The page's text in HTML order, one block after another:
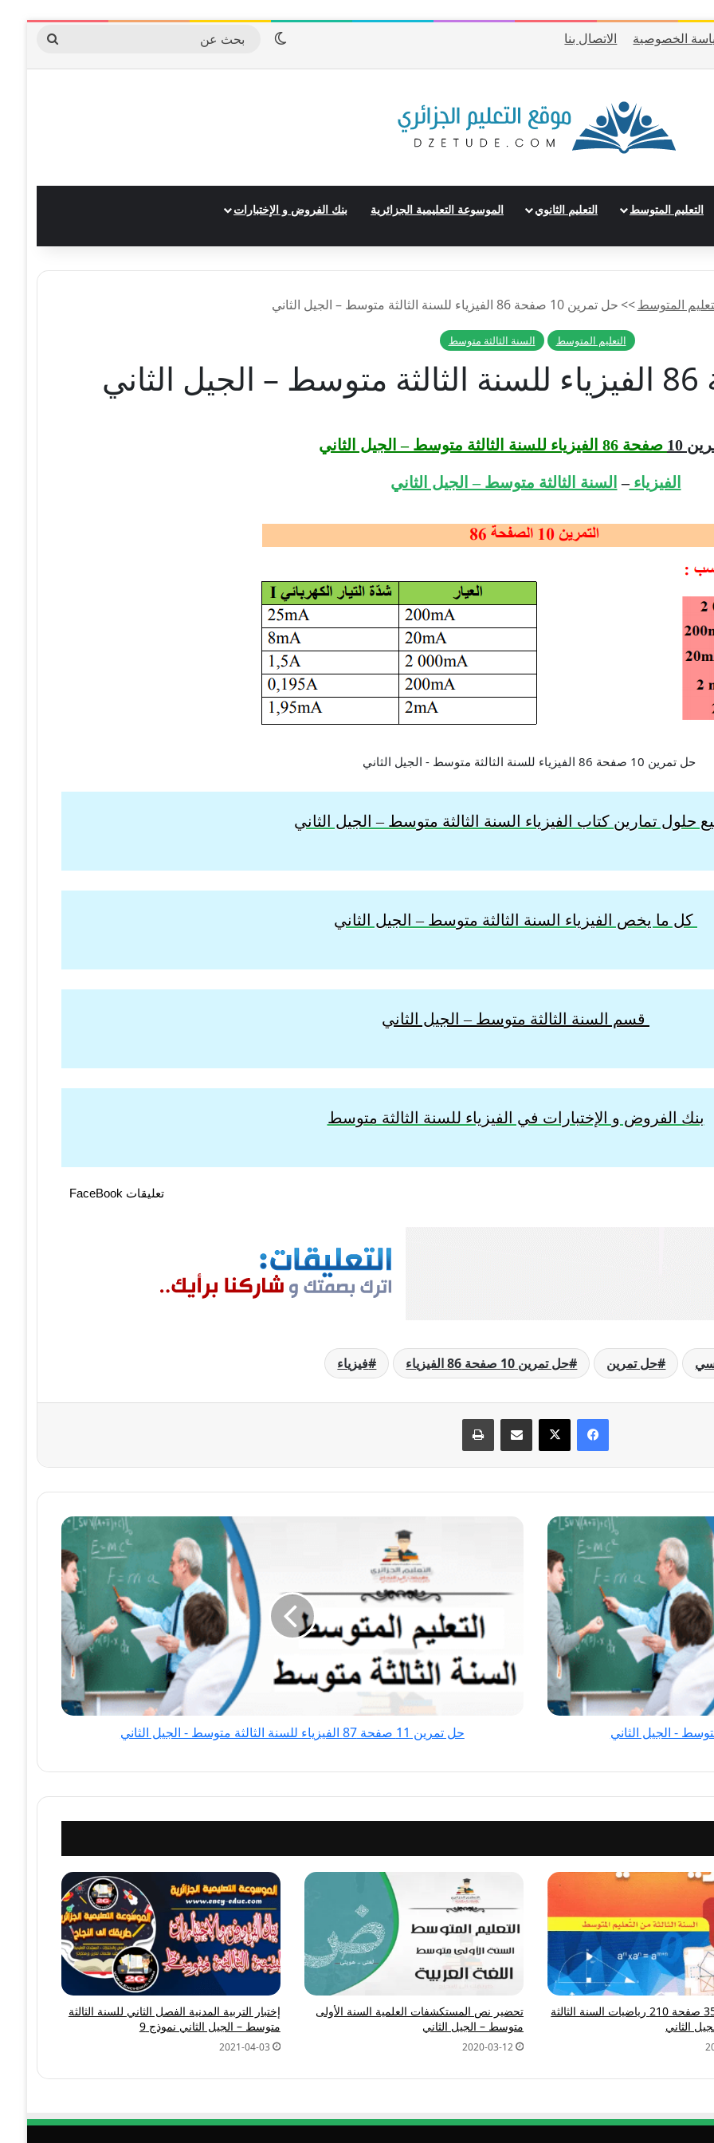
الخصوصية الاتصال بنا الوضع المظلم
بحث
عن
التعليم المتوسط التعليم الثانوي الموسوعة التعليمية الجزائرية بنك الفروض و الإختبارات
المتوسط >>حل تمرين 10 صفحة 86 الفيزياء للسنة الثالثة متوسط – الجيل الثاني
التعليم المتوسط السنة الثالثة متوسط
10 صفحة 86 الفيزياء للسنة الثالثة متوسط – الجيل الثاني
الفيزياء– السنة الثالثة متوسط – الجيل الثاني
حلول تمارين كتاب الفيزياء السنة الثالثة متوسط – الجيل الثاني
كل ما يخص الفيزياء السنة الثالثة متوسط – الجيل الثاني
قسم السنة الثالثة متوسط – الجيل الثاني
بنك الفروض و الإختبارات في الفيزياء للسنة الثالثة متوسط
تعليقات FaceBook
حل تمرين حل تمرين 10 صفحة 86 الفيزياء فيزياء
فيسبوك
‫X مشاركة عبر البريد طباعة
الثالثة
متوسط
حل تمرين 11 صفحة 87 الفيزياء للسنة الثالثة متوسط - الجيل الثاني
حل تمرين 35 صفحة 210 رياضيات السنة الثالثة
الثاني
تحضير نص المستكشفات العلمية السنة الأولى
متوسط – الجيل الثاني
2020-03-12
إختبار التربية المدنية الفصل الثاني للسنة الثالثة
متوسط – الجيل الثاني نموذج 9
2021-04-03